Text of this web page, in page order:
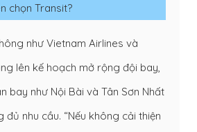
chọn Transit?
như Vietnam Airlines và
lên kế hoạch mở rộng đội bay,
bay như Nội Bài và Tân Sơn Nhất
nhu cầu. “Nếu không cải thiện